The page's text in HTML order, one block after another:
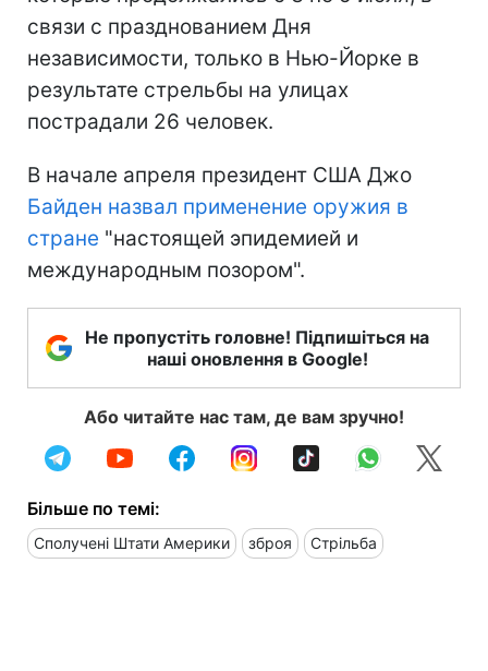
связи с празднованием Дня
независимости, только в Нью-Йорке в
результате стрельбы на улицах
пострадали 26 человек.
В начале апреля президент США Джо
Байден назвал применение оружия в
стране "настоящей эпидемией и
международным позором".
Не пропустіть головне! Підпишіться на
наші оновлення в Google!
Або читайте нас там, де вам зручно!
Більше по темі:
Сполучені Штати Америки зброя Стрільба